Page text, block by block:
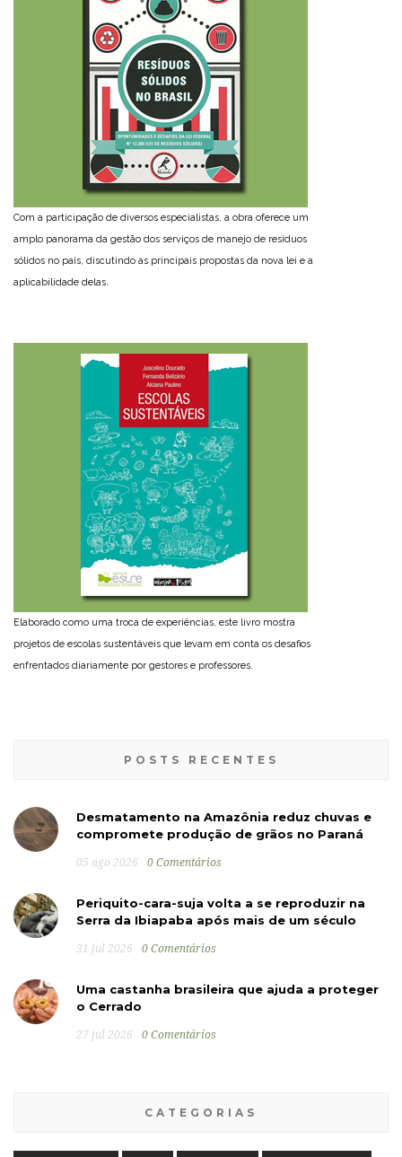
Com a participação de diversos especialistas, a obra oferece um
amplo panorama da gestão dos serviços de manejo de resíduos
sólidos no país, discutindo as principais propostas da nova lei e a
aplicabilidade delas.
Elaborado como uma troca de experiências, este livro mostra
projetos de escolas sustentáveis que levam em conta os desafios
enfrentados diariamente por gestores e professores.
POSTS RECENTES
Desmatamento na Amazônia reduz chuvas e
compromete produção de grãos no Paraná
05 ago 2026 0 Comentários
Periquito-cara-suja volta a se reproduzir na
Serra da Ibiapaba após mais de um século
31 jul 2026 0 Comentários
Uma castanha brasileira que ajuda a proteger
o Cerrado
27 jul 2026 0 Comentários
CATEGORIAS